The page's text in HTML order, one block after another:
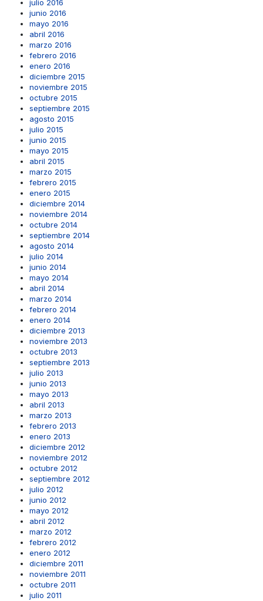
julio 2016
junio 2016
mayo 2016
abril 2016
marzo 2016
febrero 2016
enero 2016
diciembre 2015
noviembre 2015
octubre 2015
septiembre 2015
agosto 2015
julio 2015
junio 2015
mayo 2015
abril 2015
marzo 2015
febrero 2015
enero 2015
diciembre 2014
noviembre 2014
octubre 2014
septiembre 2014
agosto 2014
julio 2014
junio 2014
mayo 2014
abril 2014
marzo 2014
febrero 2014
enero 2014
diciembre 2013
noviembre 2013
octubre 2013
septiembre 2013
julio 2013
junio 2013
mayo 2013
abril 2013
marzo 2013
febrero 2013
enero 2013
diciembre 2012
noviembre 2012
octubre 2012
septiembre 2012
julio 2012
junio 2012
mayo 2012
abril 2012
marzo 2012
febrero 2012
enero 2012
diciembre 2011
noviembre 2011
octubre 2011
julio 2011